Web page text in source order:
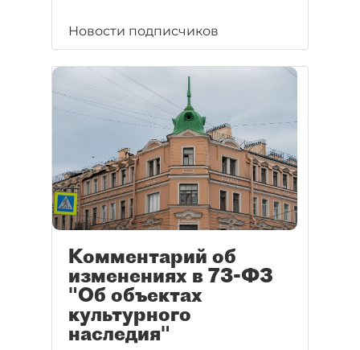
Новости подписчиков
Комментарий об
изменениях в 73-ФЗ
"Об объектах
культурного
наследия"